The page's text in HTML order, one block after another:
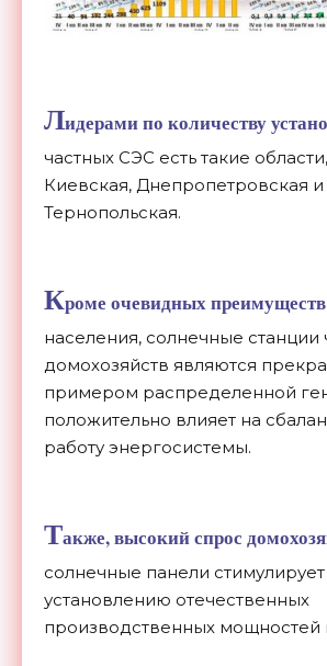
Лидерами по количеству
частных СЭС есть такие
Киевская, Днепропетровская и
Тернопольская.
Кроме очевидных
населения, солнечные станции
домохозяйств являются
примером распределенной
положительно влияет на
работу энергосистемы.
Также, высокий спрос
солнечные панели
установлению отечественных
производственных мощностей